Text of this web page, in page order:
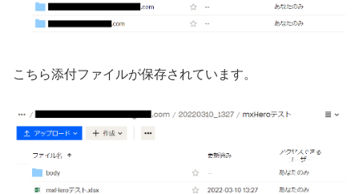
こちら添付ファイルが保存されています。